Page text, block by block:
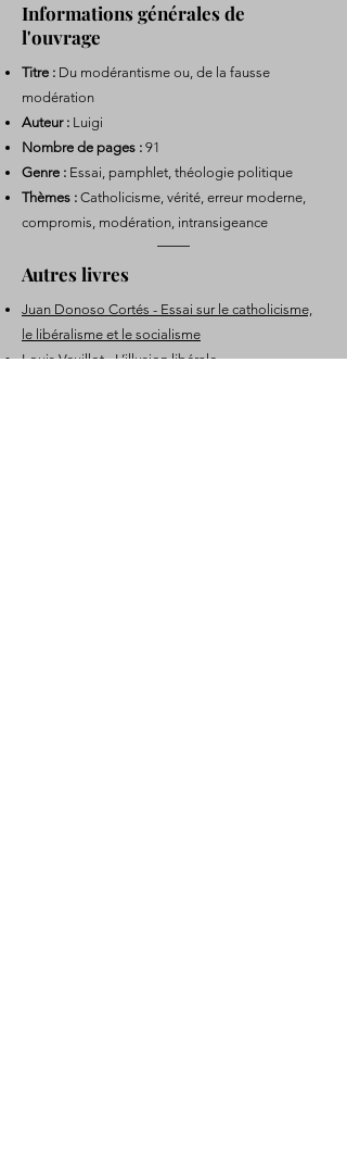
Informations générales de
l'ouvrage
Titre : Du modérantisme ou, de la fausse
modération
Auteur : Luigi
Nombre de pages : 91
Genre : Essai, pamphlet, théologie politique
Thèmes : Catholicisme, vérité, erreur moderne,
compromis, modération, intransigeance
Autres livres
Juan Donoso Cortés - Essai sur le catholicisme,
le libéralisme et le socialisme
Louis Veuillot - L’illusion libérale